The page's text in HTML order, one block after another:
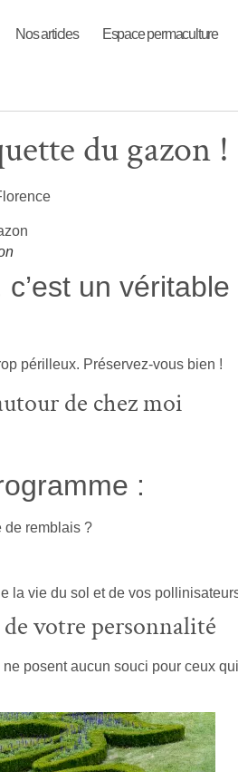
Nos articles Espace permaculture
du gazon !
un véritable
périlleux. Préservez-vous bien !
de chez moi
:
de remblais ?
la vie du sol et de vos
de votre personnalité
posent aucun souci pour ceux